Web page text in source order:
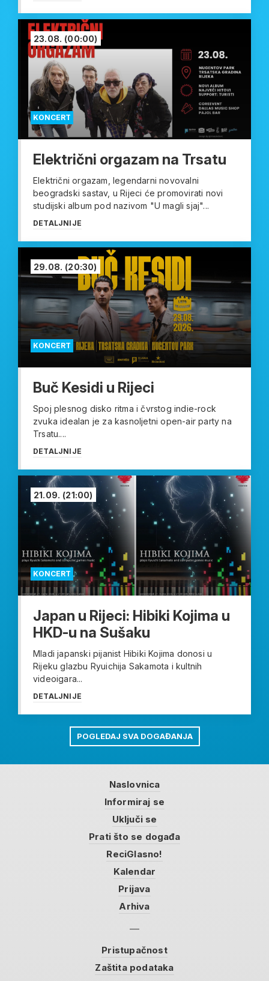
KONCERT
23.08. (00:00)
Električni orgazam na Trsatu
Električni orgazam, legendarni novovalni
beogradski sastav, u Rijeci će promovirati novi
studijski album pod nazivom "U magli sjaj"...
DETALJNIJE
KONCERT
29.08. (20:30)
Buč Kesidi u Rijeci
Spoj plesnog disko ritma i čvrstog indie-rock
zvuka idealan je za kasnoljetni open-air party na
Trsatu....
DETALJNIJE
KONCERT
21.09. (21:00)
Japan u Rijeci: Hibiki Kojima u
HKD-u na Sušaku
Mladi japanski pijanist Hibiki Kojima donosi u
Rijeku glazbu Ryuichija Sakamota i kultnih
videoigara...
DETALJNIJE
POGLEDAJ SVA DOGAĐANJA
Naslovnica
Informiraj se
Uključi se
Prati što se događa
ReciGlasno!
Kalendar
Prijava
Arhiva
Pristupačnost
Zaštita podataka